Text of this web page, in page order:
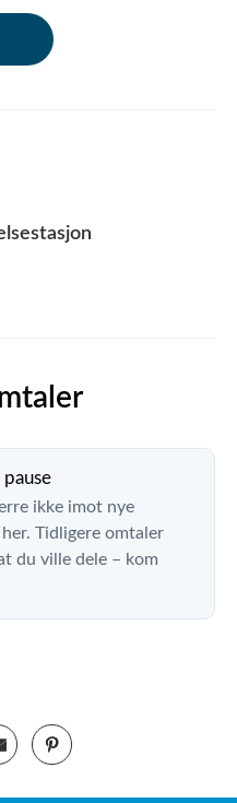
ikke imot nye
Tidligere omtaler
du ville dele – kom